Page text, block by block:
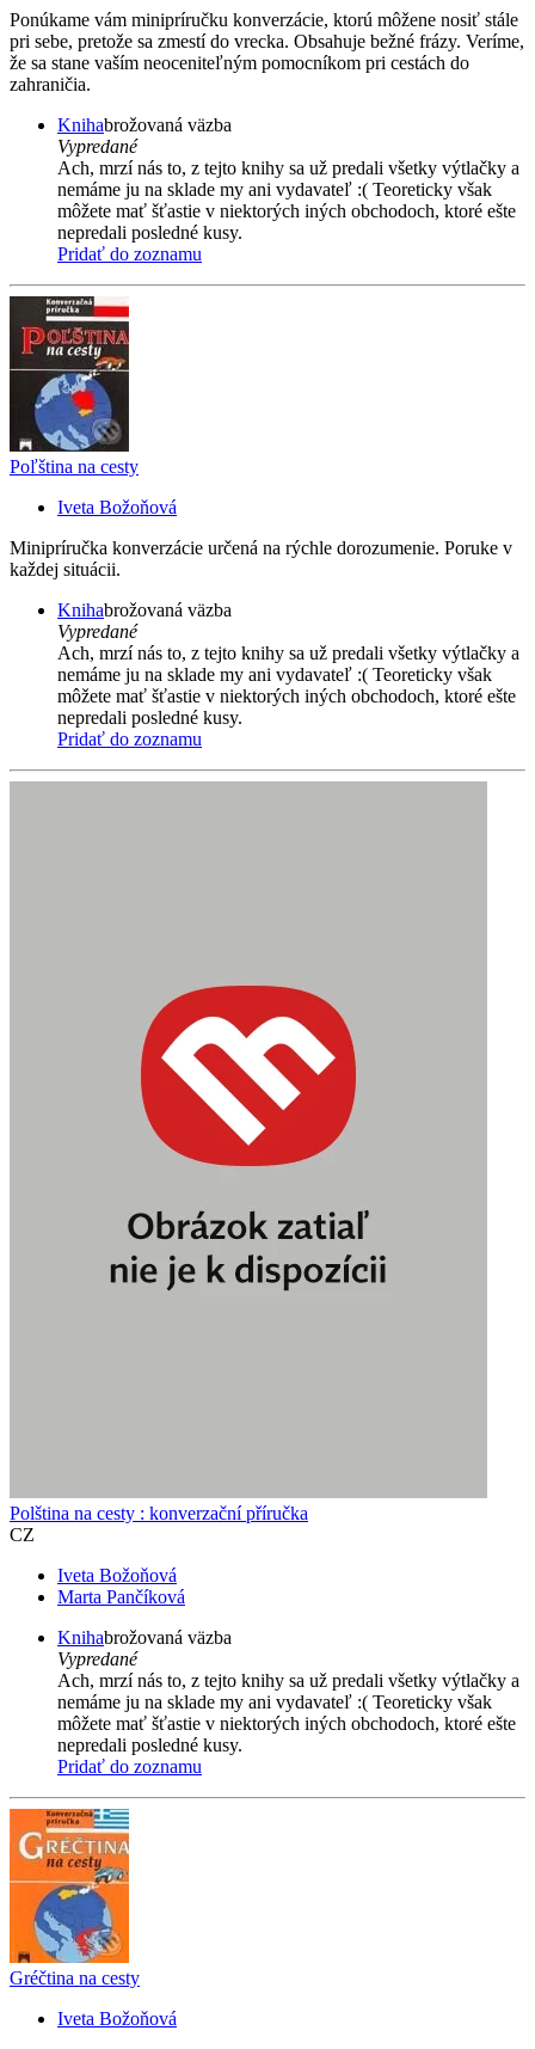
Ponúkame vám minipríručku konverzácie, ktorú môžene nosiť stále
pri sebe, pretože sa zmestí do vrecka. Obsahuje bežné frázy. Veríme,
že sa stane vaším neoceniteľným pomocníkom pri cestách do
zahraničia.
Knihabrožovaná väzba
Vypredané
Ach, mrzí nás to, z tejto knihy sa už predali všetky výtlačky a
nemáme ju na sklade my ani vydavateľ :( Teoreticky však
môžete mať šťastie v niektorých iných obchodoch, ktoré ešte
nepredali posledné kusy.
Pridať do zoznamu
Poľština na cesty
Iveta Božoňová
Minipríručka konverzácie určená na rýchle dorozumenie. Poruke v
každej situácii.
Knihabrožovaná väzba
Vypredané
Ach, mrzí nás to, z tejto knihy sa už predali všetky výtlačky a
nemáme ju na sklade my ani vydavateľ :( Teoreticky však
môžete mať šťastie v niektorých iných obchodoch, ktoré ešte
nepredali posledné kusy.
Pridať do zoznamu
Polština na cesty : konverzační příručka
CZ
Iveta Božoňová
Marta Pančíková
Knihabrožovaná väzba
Vypredané
Ach, mrzí nás to, z tejto knihy sa už predali všetky výtlačky a
nemáme ju na sklade my ani vydavateľ :( Teoreticky však
môžete mať šťastie v niektorých iných obchodoch, ktoré ešte
nepredali posledné kusy.
Pridať do zoznamu
Gréčtina na cesty
Iveta Božoňová